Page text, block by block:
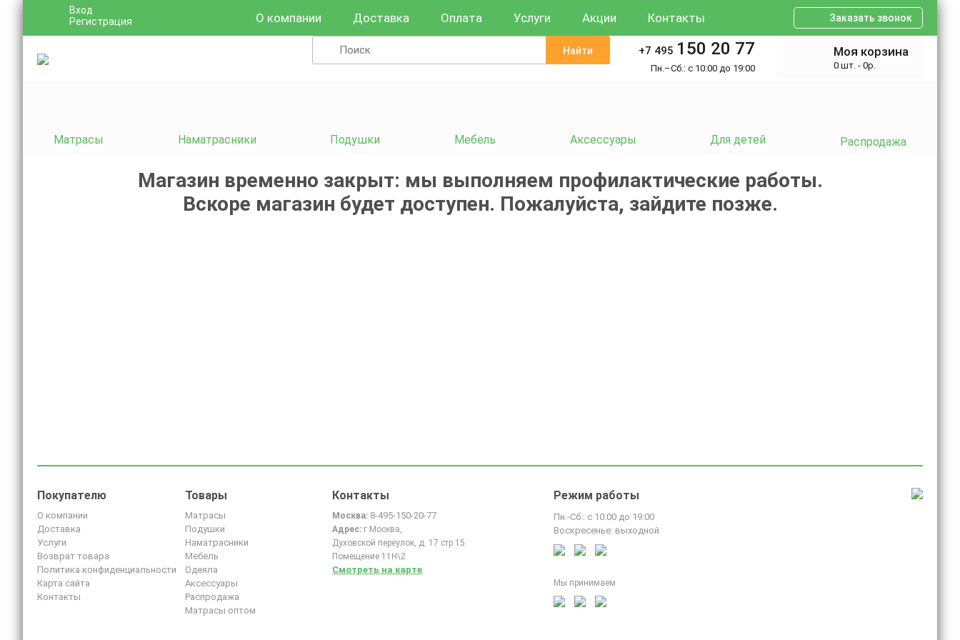
Вход
Регистрация
О компании Доставка Оплата Услуги Акции Контакты Заказать звонок
Найти +7 495 150 20 77
Пн.–Сб.: с 10:00 до 19:00
Моя корзина
0 шт. - 0р.
Матрасы Наматрасники Подушки Мебель Аксессуары Для детей Распродажа
Магазин временно закрыт: мы выполняем профилактические работы.
Вскоре магазин будет доступен. Пожалуйста, зайдите позже.
Покупателю
О компании
Доставка
Услуги
Возврат товара
Политика конфиденциальности
Карта сайта
Контакты
Товары
Матрасы
Подушки
Наматрасники
Мебель
Одеяла
Аксессуары
Распродажа
Матрасы оптом
Контакты
Москва: 8-495-150-20-77
Адрес: г.Москва,
Духовской переулок, д. 17 стр 15
Помещение 11Н\2
Смотреть на карте
Режим работы
Пн.-Сб.: с 10:00 до 19:00
Воскресенье: выходной
Мы принимаем